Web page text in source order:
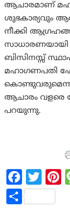
ആചാരമാണ്
ശുഭകാര്യവും
നീക്കി
സാധാരണയായി
ബിസിനസ്സ്
മഹാഗണപതി
ആചാരം വളരെ
പറയുന്നു.
Fa
ce
b
T
w
itt
S